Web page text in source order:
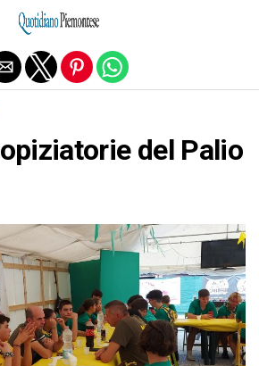
del Palio
Exit mobile version